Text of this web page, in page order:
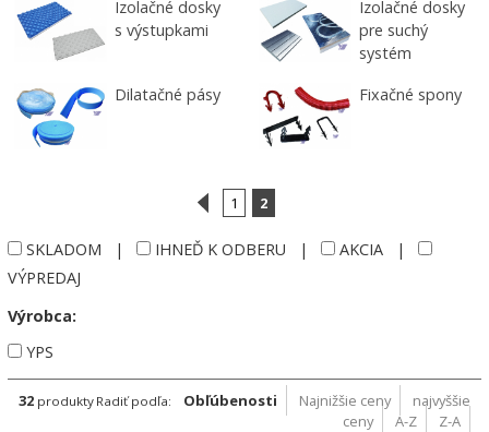
Izolačné dosky
s výstupkami
Izolačné dosky
pre suchý
systém
Dilatačné pásy
Fixačné spony
1 2
SKLADOM | IHNEĎ K ODBERU | AKCIA |
VÝPREDAJ
Výrobca:
YPS
32 produkty Radiť podľa: Obľúbenosti Najnižšie ceny
najvyššie
ceny
A-Z Z-A